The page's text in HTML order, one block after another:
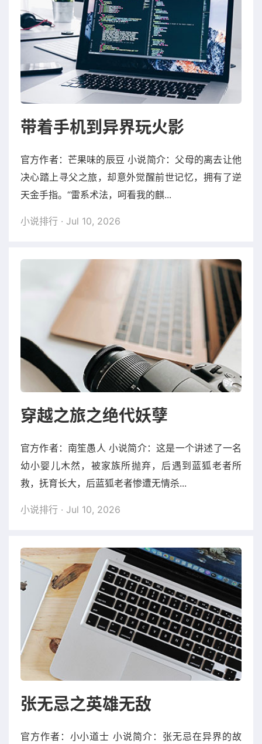
带着手机到异界玩火影
官方作者：芒果味的辰豆 小说简介：父母的离去让他
决心踏上寻父之旅，却意外觉醒前世记忆，拥有了逆
天金手指。“雷系术法，呵看我的麒...
小说排行 · Jul 10, 2026
穿越之旅之绝代妖孽
官方作者：南笙愚人 小说简介：这是一个讲述了一名
幼小婴儿木然，被家族所抛弃，后遇到蓝狐老者所
救，抚育长大，后蓝狐老者惨遭无情杀...
小说排行 · Jul 10, 2026
张无忌之英雄无敌
官方作者：小小道士 小说简介：张无忌在异界的故